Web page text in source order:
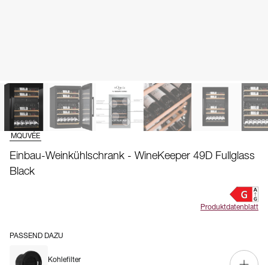
MQUVÉE
Einbau-Weinkühlschrank - WineKeeper 49D Fullglass
Black
Produktdatenblatt
PASSEND DAZU
Kohlefilter